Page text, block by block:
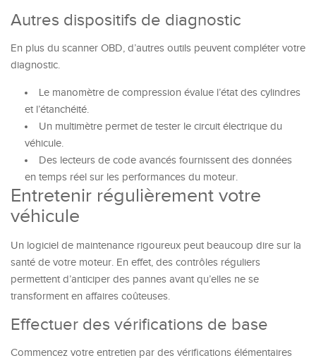
Autres dispositifs de diagnostic
En plus du scanner OBD, d’autres outils peuvent compléter votre
diagnostic.
Le manomètre de compression évalue l’état des cylindres
et l’étanchéité.
Un multimètre permet de tester le circuit électrique du
véhicule.
Des lecteurs de code avancés fournissent des données
en temps réel sur les performances du moteur.
Entretenir régulièrement votre
véhicule
Un logiciel de maintenance rigoureux peut beaucoup dire sur la
santé de votre moteur. En effet, des contrôles réguliers
permettent d’anticiper des pannes avant qu’elles ne se
transforment en affaires coûteuses.
Effectuer des vérifications de base
Commencez votre entretien par des vérifications élémentaires